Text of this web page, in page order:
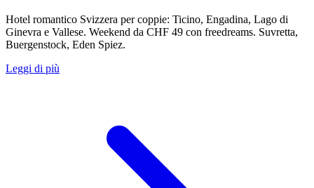
Hotel romantico Svizzera per coppie: Ticino, Engadina, Lago di
Ginevra e Vallese. Weekend da CHF 49 con freedreams. Suvretta,
Buergenstock, Eden Spiez.
Leggi di più